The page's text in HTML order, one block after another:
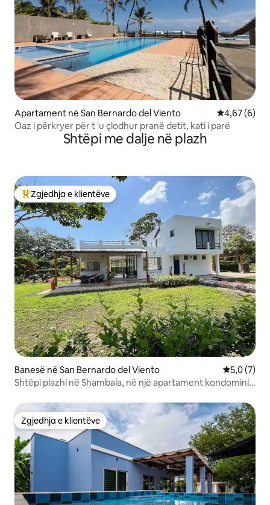
Apartament në San Bernardo del Viento Vlerësimi
4,67 (6)
Oaz i përkryer për t 'u çlodhur pranë detit, kati i parë
Shtëpi me dalje në plazh
Më të mirat e zgjedhjeve të klientëve
Zgjedhja e klientëve
Banesë në San Bernardo del Viento Vlerësimi
5,0 (7)
Shtëpi plazhi në Shambala, në një apartament kondominial
Zgjedhja e klientëve
Zgjedhja e klientëve